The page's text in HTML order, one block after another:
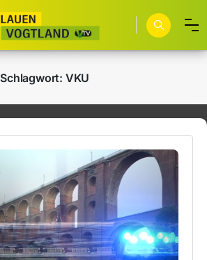
Schlagwort: VKU